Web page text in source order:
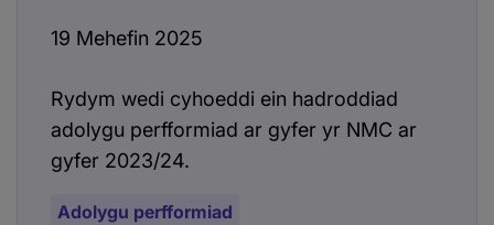
19 Mehefin 2025
Rydym wedi cyhoeddi ein hadroddiad
adolygu perfformiad ar gyfer yr NMC ar
gyfer 2023/24.
Adolygu perfformiad